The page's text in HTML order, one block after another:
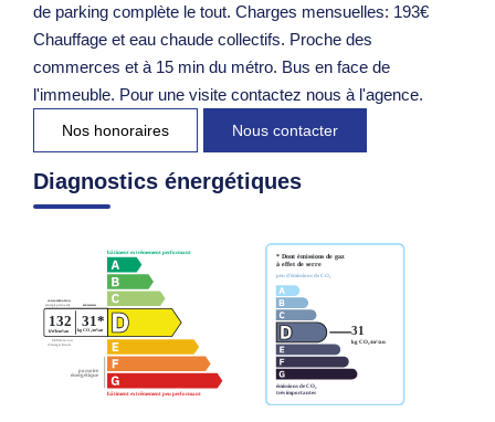
de parking complète le tout. Charges mensuelles: 193€
Chauffage et eau chaude collectifs. Proche des
commerces et à 15 min du métro. Bus en face de
l'immeuble. Pour une visite contactez nous à l'agence.
Nos honoraires Nous contacter
Diagnostics énergétiques